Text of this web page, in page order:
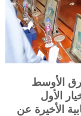
الأوسط
الأول
الأخيرة عن